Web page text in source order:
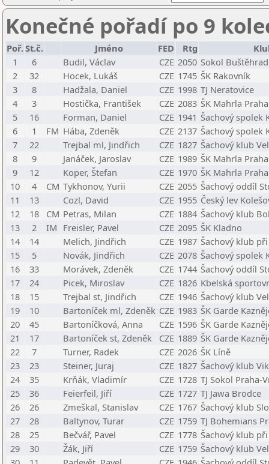
Konečné pořadí po 9
Poř.St.č. Jméno FED Rtg
1
6 Budil, Václav CZE 2050 Sokol Buštěhrad
2
32 Hocek, Lukáš CZE 1745 ŠK Rakovník
3
8 Hadžala, Daniel CZE 1998 TJ Neratovice
4
3 Hostička, František CZE 2083 ŠK Mahrla
5
16 Forman, Daniel CZE 1941 Šachový spolek
6
1 FM Hába, Zdeněk CZE 2137 Šachový spolek
7
22 Trejbal ml, Jindřich CZE 1827 Šachový klub
8
9 Janáček, Jaroslav CZE 1989 ŠK Mahrla
9
12 Koper, Štefan CZE 1970 ŠK Mahrla
10
4 CM Tykhonov, Yurii CZE 2055 Šachový oddíl
11
13 Cozl, David CZE 1955 Český lev
12
18 CM Petras, Milan CZE 1884 Šachový klub
13
2 IM Freisler, Pavel CZE 2095 ŠK Kladno
14
14 Melich, Jindřich CZE 1987 Šachový klub
15
5 Novák, Jindřich CZE 2078 Šachový spolek
16
33 Morávek, Zdeněk CZE 1744 Šachový oddíl
17
24 Picek, Miroslav CZE 1826 Kbelská
18
15 Trejbal st, Jindřich CZE 1946 Šachový klub
19
10 Bartoníček ml, Zdeněk CZE 1983 ŠK Garde
20
45 Bartoníčková, Anna CZE 1596 ŠK Garde
21
17 Bartoníček st, Zdeněk CZE 1889 ŠK Garde
22
7 Turner, Radek CZE 2026 ŠK Líně
23
23 Steiner, Juraj CZE 1827 Šachový klub
24
35 Krňák, Vladimír CZE 1728 TJ Sokol Praha-
25
36 Feierfeil, Jiří CZE 1727 TJ Jawa Brodce
26
26 Zmeškal, Stanislav CZE 1767 Šachový klub
27
28 Baltynov, Turar CZE 1759 TJ Bohemians
28
25 Bečvář, Pavel CZE 1778 Šachový klub
29
30 Žák, Jiří CZE 1759 Šachový klub